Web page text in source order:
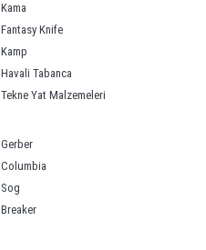
Kama
Fantasy Knife
Kamp
Havali Tabanca
Tekne Yat Malzemeleri
Gerber
Columbia
Sog
Breaker